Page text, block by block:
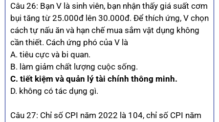
Câu 26: Bạn V là sinh viên, bạn nhận thấy giá suất cơm
bụi tăng từ 25.000đ lên 30.000đ. Để thích ứng, V chọn
cách tự nấu ăn và hạn chế mua sắm vật dụng không
cần thiết. Cách ứng phó của V là
A. tiêu cực và bi quan.
B. làm giảm chất lượng cuộc sống.
C. tiết kiệm và quản lý tài chính thông minh.
D. không có tác dụng gì.
Câu 27: Chỉ số CPI năm 2022 là 104, chỉ số CPI năm